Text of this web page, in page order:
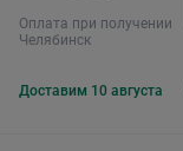
Оплата при получении
Челябинск
Доставим 10 августа